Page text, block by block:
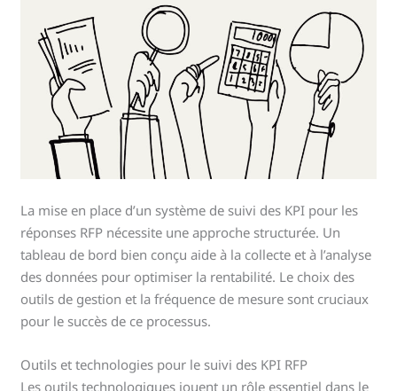
La mise en place d’un système de suivi des KPI pour les
réponses RFP nécessite une approche structurée. Un
tableau de bord bien conçu aide à la collecte et à l’analyse
des données pour optimiser la rentabilité. Le choix des
outils de gestion et la fréquence de mesure sont cruciaux
pour le succès de ce processus.
Outils et technologies pour le suivi des KPI RFP
Les outils technologiques jouent un rôle essentiel dans le